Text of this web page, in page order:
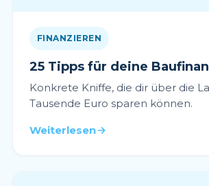
FINANZIEREN
25 Tipps für deine
Konkrete Kniffe, die dir über die
Tausende Euro sparen können.
Weiterlesen